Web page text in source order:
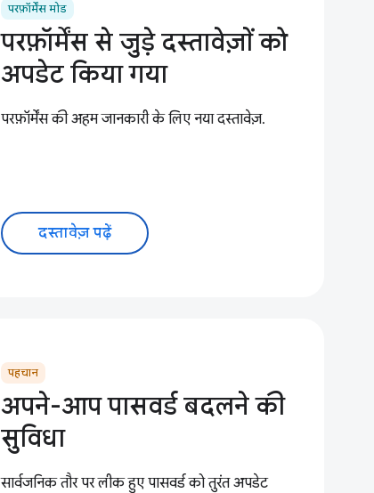
परफ़ॉर्मेंस मोड
परफ़ॉर्मेंस से जुड़े दस्तावेज़ों को
अपडेट किया गया
परफ़ॉर्मेंस की अहम जानकारी के लिए नया दस्तावेज़.
दस्तावेज़ पढ़ें
पहचान
अपने-आप पासवर्ड बदलने की
सुविधा
सार्वजनिक तौर पर लीक हुए पासवर्ड को तुरंत अपडेट